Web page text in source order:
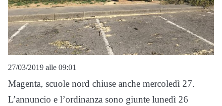
27/03/2019 alle 09:01
Magenta, scuole nord chiuse anche mercoledì 27.
L’annuncio e l’ordinanza sono giunte lunedì 26